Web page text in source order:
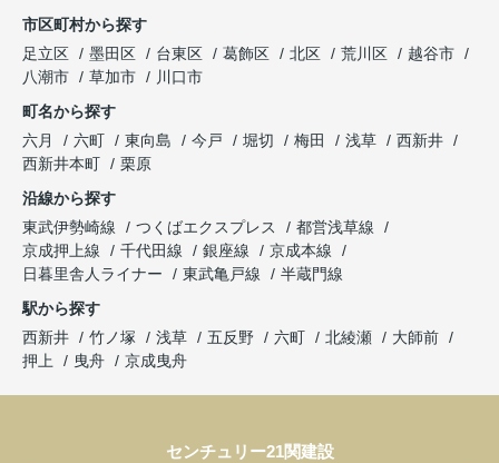
市区町村から探す
足立区
墨田区 台東区 葛飾区 北区 荒川区
越谷市
八潮市
草加市
川口市
町名から探す
六月
六町 東向島 今戸 堀切 梅田 浅草
西新井
西新井本町
栗原
沿線から探す
東武伊勢崎線
つくばエクスプレス
都営浅草線
京成押上線
千代田線 銀座線
京成本線
日暮里舎人ライナー
東武亀戸線
半蔵門線
駅から探す
西新井
竹ノ塚 浅草 五反野 六町 北綾瀬
大師前
押上
曳舟 京成曳舟
センチュリー21関建設